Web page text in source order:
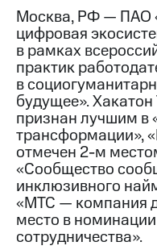
Контакты
Медиа-центр
Пресс-
релизы
МТС
о технологиях
Достижения
Интервью
Финансовая
отчетность
Москва, РФ — ПАО
цифровая
в рамках
практик
в
будущее».
признан лучшим в
трансформации»,
отмечен 2-м
«Сообщество
инклюзивного
«МТС — компания
место в
сотрудничества».